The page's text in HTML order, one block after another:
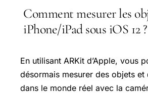
Comment mesurer les
iPhone/iPad sous iOS 12 ?
En utilisant ARKit d’Apple, vous
désormais mesurer des objets et
dans le monde réel avec la